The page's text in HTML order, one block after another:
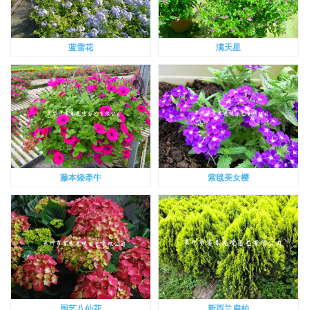
蓝雪花 满天星
藤本矮牵牛 紫毯美女樱